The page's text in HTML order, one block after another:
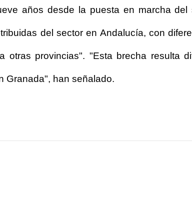
años desde la puesta en marcha
del sector en Andalucía, con
otras provincias". "Esta brecha resulta
Granada", han señalado.